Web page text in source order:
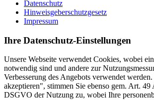
Datenschutz
Hinweisgeberschutzgesetz
Impressum
Ihre Datenschutz-Einstellungen
Unsere Webseite verwendet Cookies, wobei
notwendig sind und andere zur
Verbesserung des Angebots verwendet
akzeptieren", stimmen Sie ebenso gem. Art. 49
DSGVO der Nutzung zu, wobei Ihre